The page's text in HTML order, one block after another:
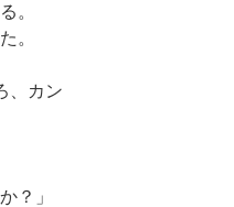
。
。
、カン
？」